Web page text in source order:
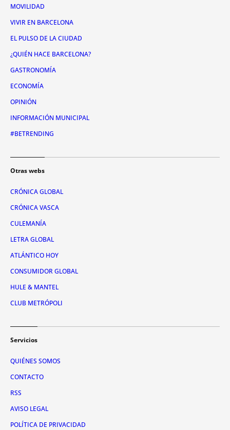
MOVILIDAD
VIVIR EN BARCELONA
EL PULSO DE LA CIUDAD
¿QUIÉN HACE BARCELONA?
GASTRONOMÍA
ECONOMÍA
OPINIÓN
INFORMACIÓN MUNICIPAL
#BETRENDING
Otras webs
CRÓNICA GLOBAL
CRÓNICA VASCA
CULEMANÍA
LETRA GLOBAL
ATLÁNTICO HOY
CONSUMIDOR GLOBAL
HULE & MANTEL
CLUB METRÓPOLI
Servicios
QUIÉNES SOMOS
CONTACTO
RSS
AVISO LEGAL
POLÍTICA DE PRIVACIDAD